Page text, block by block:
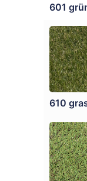
601
610